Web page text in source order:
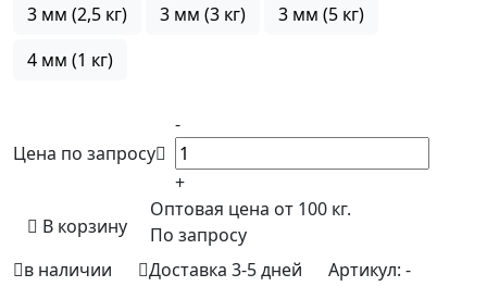
3 мм (2,5 кг)
3 мм (3 кг)
3 мм (5 кг)
4 мм (1 кг)
Цена по запросу
-
+
В корзину
Оптовая цена от 100 кг.
По запросу
в наличии
Доставка 3-5 дней Артикул: -